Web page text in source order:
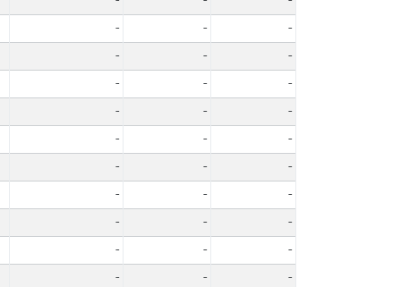
- -
-
- -
-
- -
-
- -
-
- -
-
- -
-
- -
-
- -
-
- -
-
- -
-